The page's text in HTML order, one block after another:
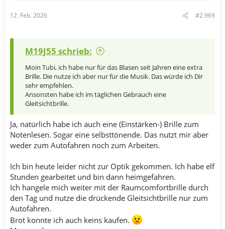
12. Feb. 2026 #2.969
M19J55 schrieb:
Moin Tubi, ich habe nur für das Blasen seit Jahren eine extra
Brille. Die nutze ich aber nur für die Musik. Das würde ich Dir
sehr empfehlen.
Ansonsten habe ich im täglichen Gebrauch eine
Gleitsichtbrille.
Ja, natürlich habe ich auch eine (Einstärken-) Brille zum
Notenlesen. Sogar eine selbsttönende. Das nutzt mir aber
weder zum Autofahren noch zum Arbeiten.
Ich bin heute leider nicht zur Optik gekommen. Ich habe elf
Stunden gearbeitet und bin dann heimgefahren.
Ich hangele mich weiter mit der Raumcomfortbrille durch
den Tag und nutze die drückende Gleitsichtbrille nur zum
Autofahren.
Brot konnte ich auch keins kaufen.